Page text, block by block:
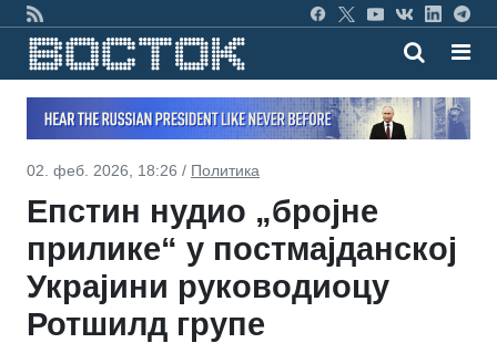
02. феб. 2026, 18:26 / Политика
Епстин нудио „бројне
прилике“ у постмајданској
Украјини руководиоцу
Ротшилд групе